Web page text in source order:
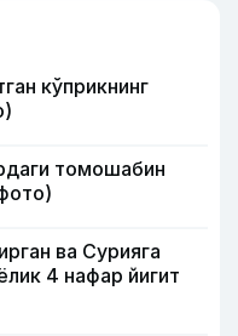
кўприкнинг
томошабин
ва Сурияга
4 нафар йигит